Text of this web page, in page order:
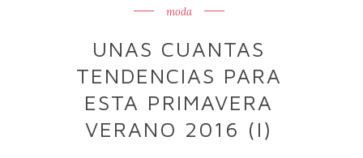
moda
UNAS CUANTAS
TENDENCIAS PARA
ESTA PRIMAVERA
VERANO 2016 (I)